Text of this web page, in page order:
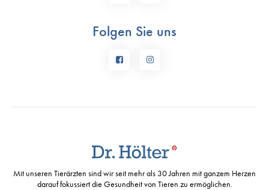
Folgen Sie uns
Mit unseren Tierärzten sind wir seit mehr als 30 Jahren mit ganzem Herzen
darauf fokussiert die Gesundheit von Tieren zu ermöglichen.